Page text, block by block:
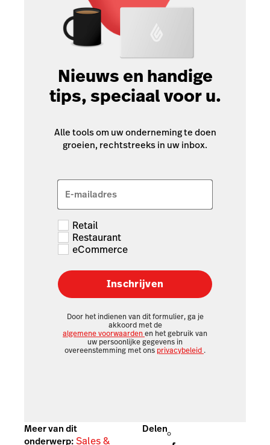
Nieuws en handige
tips, speciaal voor u.
Alle tools om uw onderneming te doen
groeien, rechtstreeks in uw inbox.
E-mailadres
Retail
Restaurant
eCommerce
Inschrijven
Door het indienen van dit formulier, ga je
akkoord met de
algemene voorwaardenen het gebruik van
uw persoonlijke gegevens in
overeenstemming met ons privacybeleid .
Meer van dit
onderwerp:Sales &
Delen